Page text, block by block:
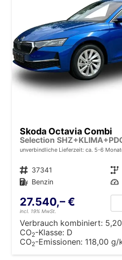
Skoda Octavia Combi
unverbindliche Lieferzeit: ca. 5-6
Fahrzeugnr. 37341 Getriebe
Kraftstoff Benzin Leistung
27.540,– €
incl. 19% MwSt.
Verbrauch kombiniert:
CO2-Klasse: D
CO2-Emissionen: 118,00 g/